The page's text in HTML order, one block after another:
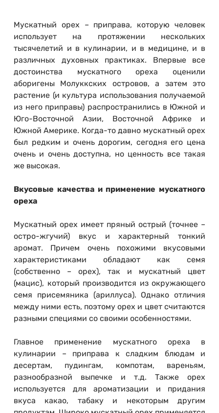
Мускатный орех – приправа, которую человек
использует на протяжении нескольких
тысячелетий и в кулинарии, и в медицине, и в
различных духовных практиках. Впервые все
достоинства мускатного ореха оценили
аборигены Молуккских островов, а затем это
растение (и культура использования получаемой
из него приправы) распространились в Южной и
Юго-Восточной Азии, Восточной Африке и
Южной Америке. Когда-то давно мускатный орех
был редким и очень дорогим, сегодня его цена
очень и очень доступна, но ценность все такая
же высокая.
Вкусовые качества и применение мускатного
ореха
Мускатный орех имеет пряный острый (точнее –
остро-жгучий) вкус и характерный тонкий
аромат. Причем очень похожими вкусовыми
характеристиками обладают как семя
(собственно – орех), так и мускатный цвет
(мацис), который производится из окружающего
семя присемяника (ариллуса). Однако отличия
между ними есть, поэтому орех и цвет считаются
разными специями со своими особенностями.
Главное применение мускатного ореха в
кулинарии – приправа к сладким блюдам и
десертам, пудингам, компотам, вареньям,
разнообразной выпечке и т.д. Также орех
используется для ароматизации и придания
вкуса какао, табаку и некоторым другим